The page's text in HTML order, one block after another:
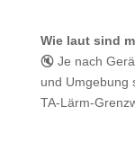
Wie laut sind
🔇 Je nach
und Umgebung